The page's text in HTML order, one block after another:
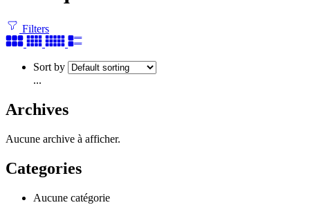
Filters
Sort by
...
Archives
Aucune archive à afficher.
Categories
Aucune catégorie